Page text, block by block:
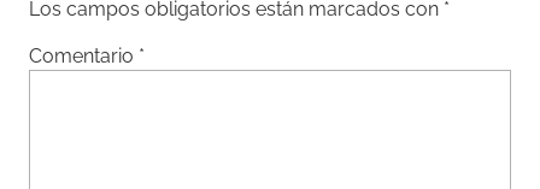
Los campos obligatorios están marcados con *
Comentario *